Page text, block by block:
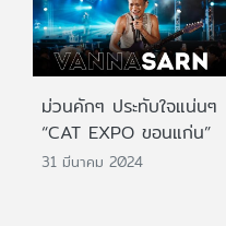
ม่วนคักๆ ประทับใจแน่นๆ
“CAT EXPO ขอนแก่น”
31 มีนาคม 2024